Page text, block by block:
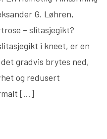
G. Løhren,
– slitasjegikt?
i kneet, er en
gradvis brytes ned,
og redusert
[…]